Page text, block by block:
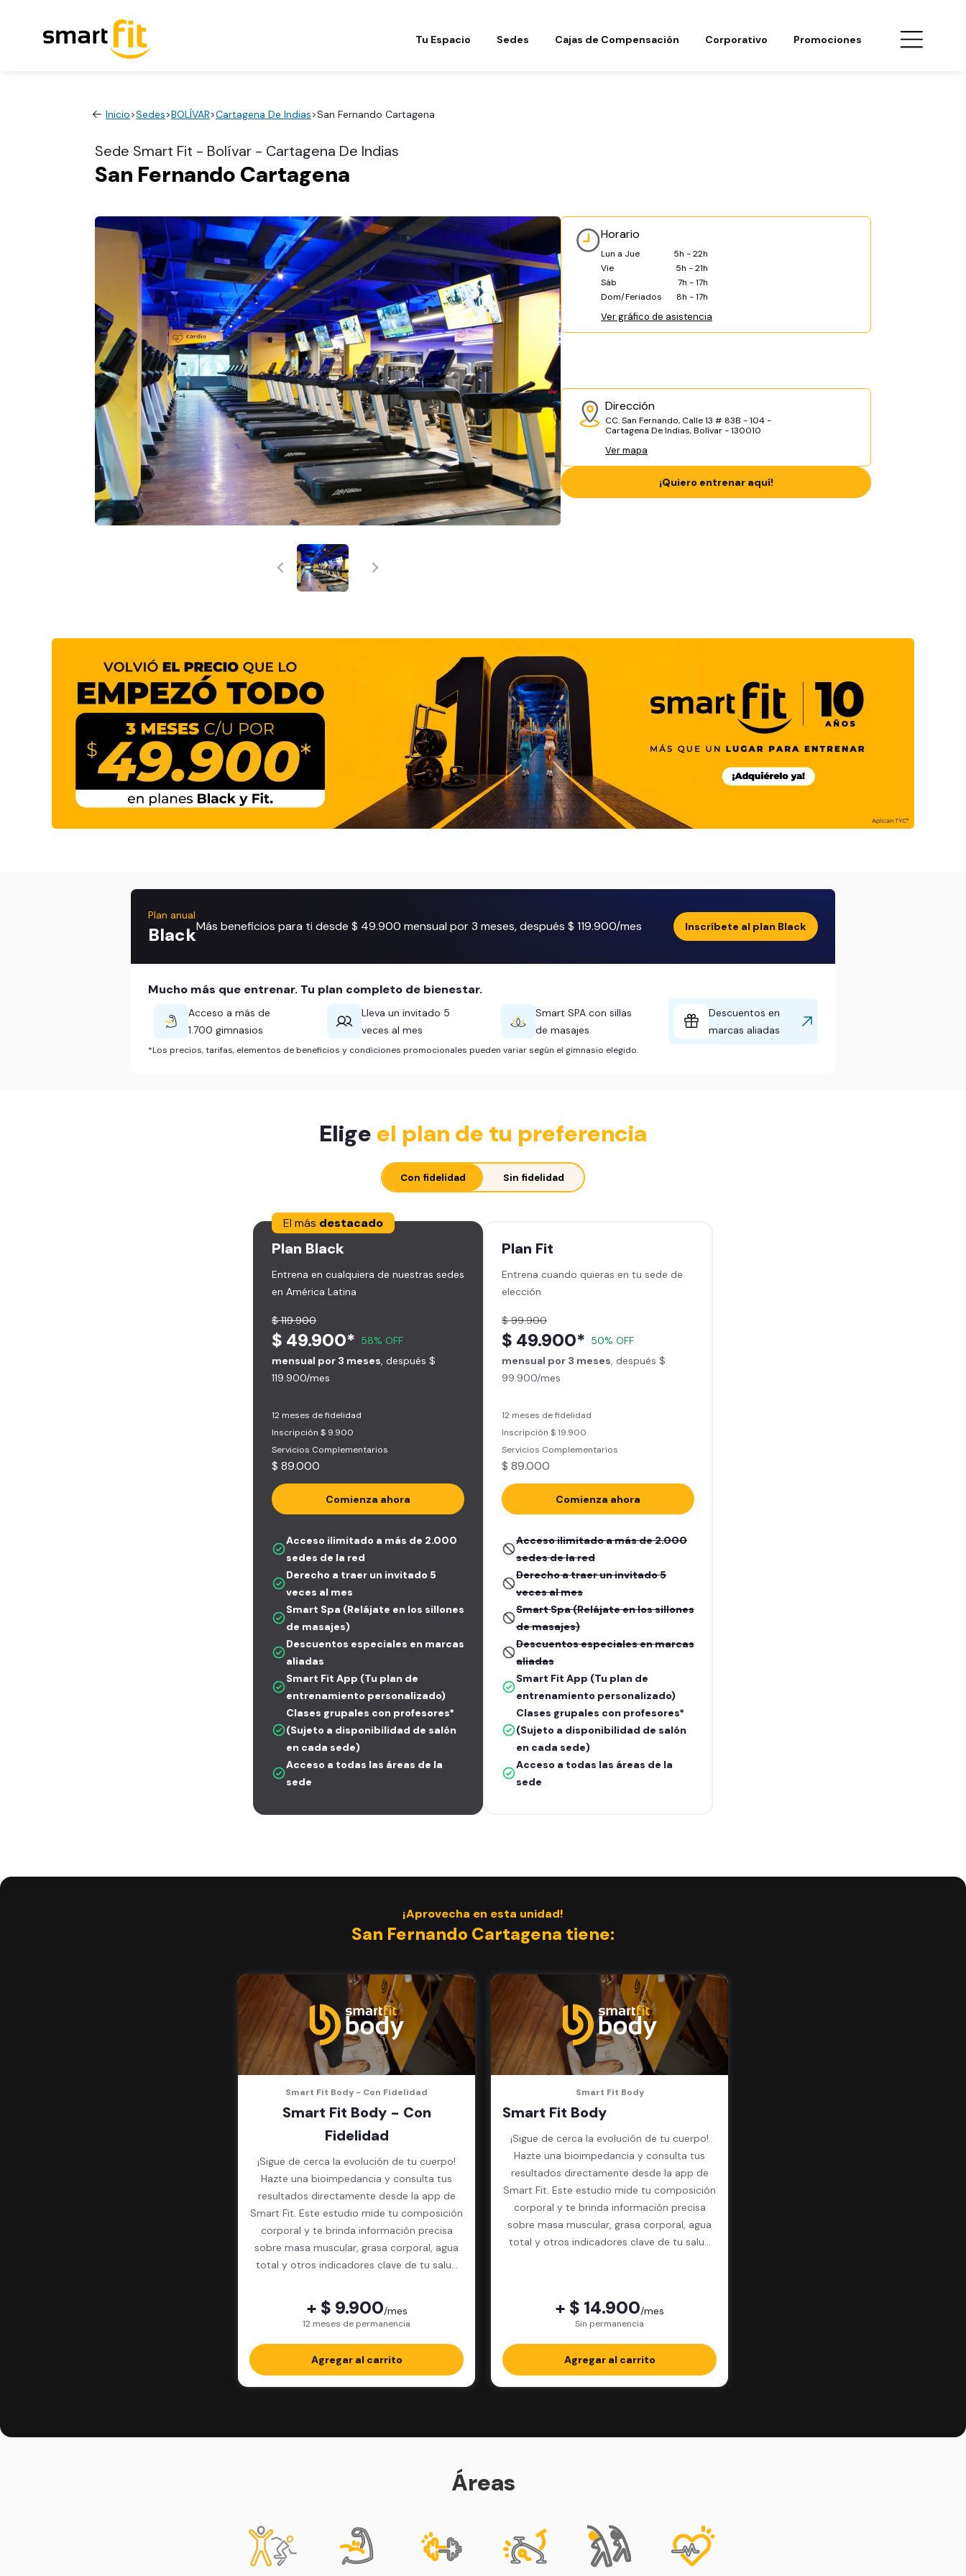
Tu Espacio Sedes Cajas de Compensación Corporativo Promociones
Inicio>Sedes>BOLÍVAR>Cartagena De Indias>San Fernando Cartagena
Sede Smart Fit - Bolívar - Cartagena De Indias
San Fernando Cartagena
Horario
Lun a Jue
5h - 22h
Vie
5h - 21h
Sáb
7h - 17h
Dom/Feriados
8h - 17h
Ver gráfico de asistencia
Dirección
CC. San Fernando, Calle 13 # 83B - 104 -
Cartagena De Indias, Bolívar - 130010
Ver mapa
¡Quiero entrenar aquí!
Plan anual
BlackMás beneficios para ti desde $ 49.900 mensual por 3 meses, después $ 119.900/mes Inscríbete al plan Black
Mucho más que entrenar. Tu plan completo de bienestar.
Acceso a más de
1.700 gimnasios
Lleva un invitado 5
veces al mes
Smart SPA con sillas
de masajes
Descuentos en
marcas aliadas
*Los precios, tarifas, elementos de beneficios y condiciones promocionales pueden variar según el gimnasio elegido.
Elige el plan de tu preferencia
Con fidelidad Sin fidelidad
El más destacado
Plan Black
Entrena en cualquiera de nuestras sedes
en América Latina
$ 119.900
$ 49.900* 58% OFF
mensual por 3 meses, después $
119.900/mes
12 meses de fidelidad
Inscripción $ 9.900
Servicios Complementarios
$ 89.000
Comienza ahora
Acceso ilimitado a más de 2.000
sedes de la red
Derecho a traer un invitado 5
veces al mes
Smart Spa (Relájate en los sillones
de masajes)
Descuentos especiales en marcas
aliadas
Smart Fit App (Tu plan de
entrenamiento personalizado)
Clases grupales con profesores*
(Sujeto a disponibilidad de salón
en cada sede)
Acceso a todas las áreas de la
sede
Plan Fit
Entrena cuando quieras en tu sede de
elección
$ 99.900
$ 49.900* 50% OFF
mensual por 3 meses, después $
99.900/mes
12 meses de fidelidad
Inscripción $ 19.900
Servicios Complementarios
$ 89.000
Comienza ahora
Acceso ilimitado a más de 2.000
sedes de la red
Derecho a traer un invitado 5
veces al mes
Smart Spa (Relájate en los sillones
de masajes)
Descuentos especiales en marcas
aliadas
Smart Fit App (Tu plan de
entrenamiento personalizado)
Clases grupales con profesores*
(Sujeto a disponibilidad de salón
en cada sede)
Acceso a todas las áreas de la
sede
¡Aprovecha en esta unidad!
San Fernando Cartagena tiene:
Smart Fit Body - Con Fidelidad
Smart Fit Body - Con
Fidelidad
¡Sigue de cerca la evolución de tu cuerpo!
Hazte una bioimpedancia y consulta tus
resultados directamente desde la app de
Smart Fit. Este estudio mide tu composición
corporal y te brinda información precisa
sobre masa muscular, grasa corporal, agua
total y otros indicadores clave de tu salud
+ $ 9.900/mes
12 meses de permanencia
Agregar al carrito
Smart Fit Body
Smart Fit Body
¡Sigue de cerca la evolución de tu cuerpo!
Hazte una bioimpedancia y consulta tus
resultados directamente desde la app de
Smart Fit. Este estudio mide tu composición
corporal y te brinda información precisa
sobre masa muscular, grasa corporal, agua
total y otros indicadores clave de tu salud
+ $ 14.900/mes
Sin permanencia
Agregar al carrito
Áreas